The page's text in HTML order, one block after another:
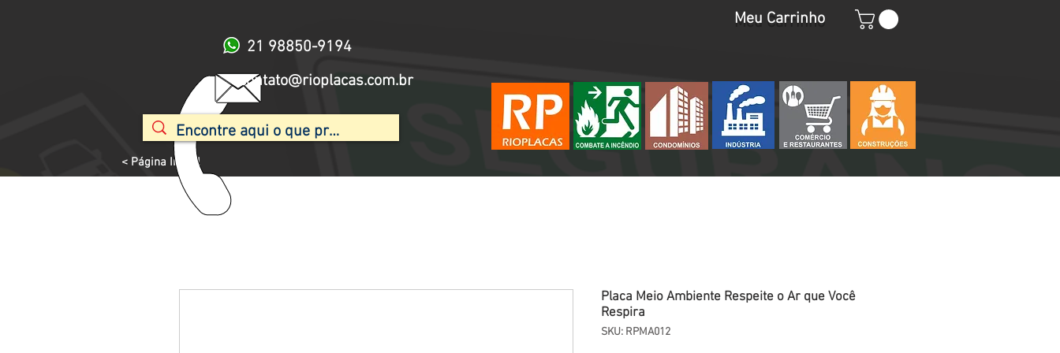
21 98850-9194
contato@rioplacas.com.br
Meu Carrinho
< Página Inicial
Placa Meio Ambiente Respeite o Ar que Você
Respira
SKU: RPMA012